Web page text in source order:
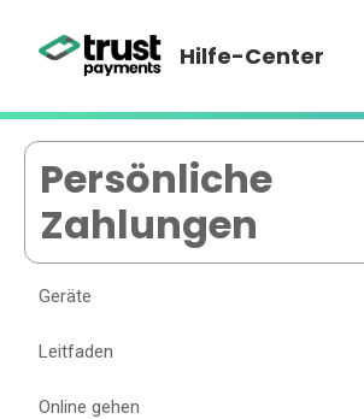
Hilfe-Center
Persönliche
Zahlungen
Geräte
Leitfaden
Online gehen